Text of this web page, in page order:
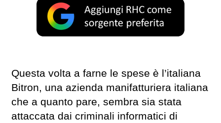
Questa volta a farne le spese è l’italiana
Bitron, una azienda manifatturiera italiana
che a quanto pare, sembra sia stata
attaccata dai criminali informatici di